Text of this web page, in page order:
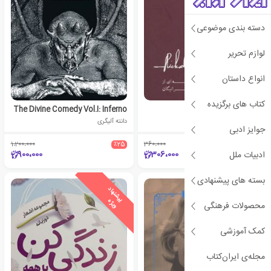
دسته بندی موضوعی
لوازم تحریر
انواع داستان
کتاب های برگزیده
جوایز ادبی
ادبیات ملل
بسته های پیشنهادی
محصولات فرهنگی
کمک آموزشی
مجله‌ی ایران‌کتاب
هوای عشق بارانی ست
360،000
306،000
The Divine Comedy Vol.I: Inferno
دانته آلیگری
٪25 1،200،000
900،000
پ
ی
ش
ن
ه
ا
د
و
ی
ژ
ه